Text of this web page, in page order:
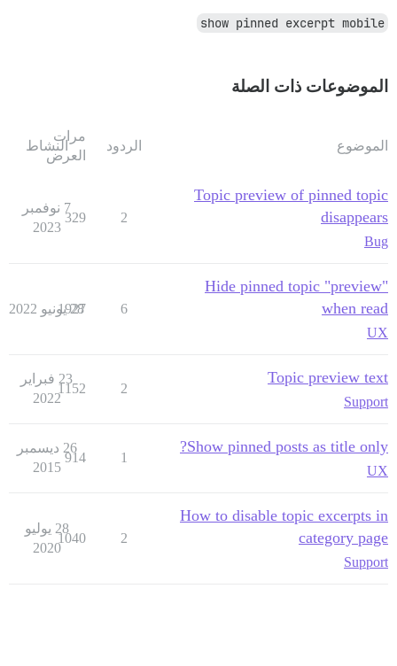
show pinned excerpt mobile
الموضوعات ذات الصلة
الموضوع الردود
مرات
العرض
النشاط
Topic preview of pinned topic
disappears
Bug
2
329
7 نوفمبر
2023
Hide pinned topic "preview"
when read
UX
6
1927
28 يونيو 2022
Topic preview text
Support
2
1152
23 فبراير
2022
Show pinned posts as title only?
UX
1
914
26 ديسمبر
2015
How to disable topic excerpts in
category page
Support
2
1040
28 يوليو
2020